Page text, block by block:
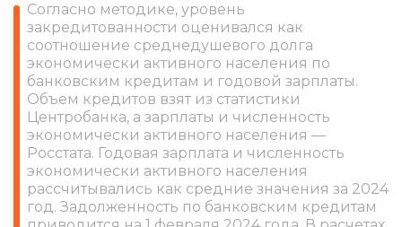
Согласно методике, уровень
закредитованности оценивался как
соотношение среднедушевого долга
экономически активного населения по
банковским кредитам и годовой зарплаты.
Объем кредитов взят из статистики
Центробанка, а зарплаты и численность
экономически активного населения —
Росстата. Годовая зарплата и численность
экономически активного населения
рассчитывались как средние значения за 2024
год. Задолженность по банковским кредитам